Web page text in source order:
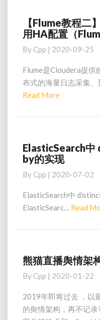
【Flume
教
二】
Flume
采
集
到
可
用
HA
配
（Flume
to
to
【Flume教程二
用HA配置（
By Cpp | 2020-09-25
Flume是Cloudera提供
布式的海量日志采集
Read MoreRead
ElasticSearch
中
distinct,
count
和
by
ElasticSearch
by的实现
By Cpp | 2020-07-02
ElasticSearch中
ElasticSearc… Read
熊
直
播
舆
情
熊猫直播舆情架
By Cpp | 2020-01-22
2019年即将过去 ，以
的舆情架构，再不记